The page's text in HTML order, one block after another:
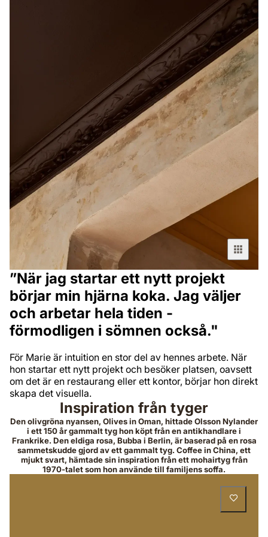
”När jag startar ett nytt projekt
börjar min hjärna koka. Jag väljer
och arbetar hela tiden -
förmodligen i sömnen också."
För Marie är intuition en stor del av hennes arbete. När
hon startar ett nytt projekt och besöker platsen, oavsett
om det är en restaurang eller ett kontor, börjar hon direkt
skapa det visuella.
Inspiration från tyger
Den olivgröna nyansen, Olives in Oman, hittade Olsson Nylander
i ett 150 år gammalt tyg hon köpt från en antikhandlare i
Frankrike. Den eldiga rosa, Bubba i Berlin, är baserad på en rosa
sammetskudde gjord av ett gammalt tyg. Coffee in China, ett
mjukt svart, hämtade sin inspiration från ett mohairtyg från
1970-talet som hon använde till familjens soffa.